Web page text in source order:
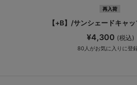
再入荷
【+B】/サンシェードキャ
¥4,300 (税込)
80 人がお気に入りに登